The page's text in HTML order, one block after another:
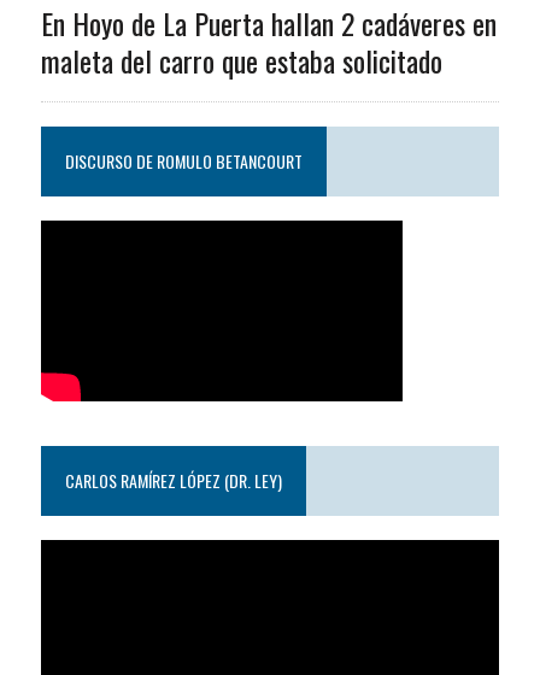
En Hoyo de La Puerta hallan 2 cadáveres en
maleta del carro que estaba solicitado
DISCURSO DE ROMULO BETANCOURT
CARLOS RAMÍREZ LÓPEZ (DR. LEY)